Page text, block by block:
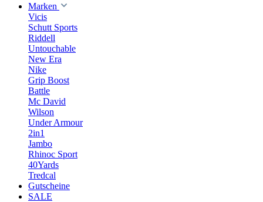
Marken
Vicis
Schutt Sports
Riddell
Untouchable
New Era
Nike
Grip Boost
Battle
Mc David
Wilson
Under Armour
2in1
Jambo
Rhinoc Sport
40Yards
Tredcal
Gutscheine
SALE